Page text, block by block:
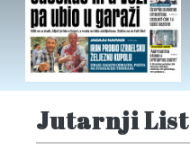
Jutarnji List